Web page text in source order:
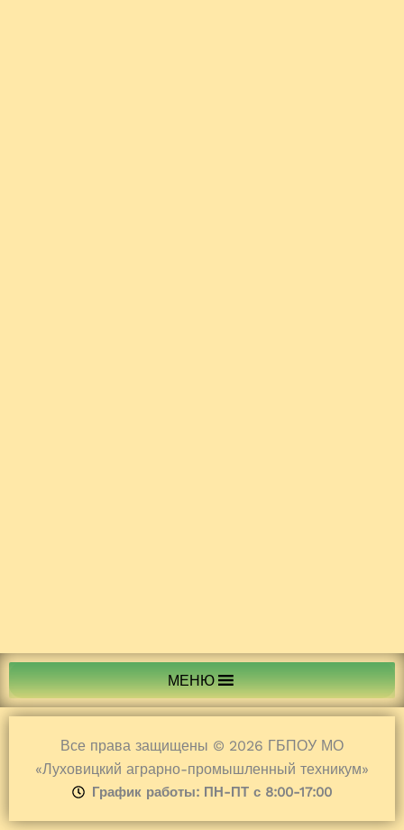
МЕНЮ
Все права защищены © 2026 ГБПОУ МО
«Луховицкий аграрно-промышленный техникум»
График работы: ПН-ПТ с 8:00-17:00